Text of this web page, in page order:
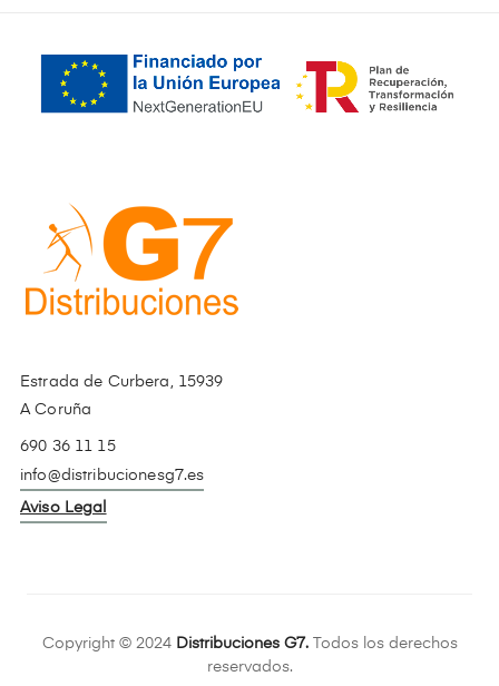
Estrada de Curbera, 15939
A Coruña
690 36 11 15
info@distribucionesg7.es
Aviso Legal
Copyright © 2024 Distribuciones G7.Todos los derechos
reservados.